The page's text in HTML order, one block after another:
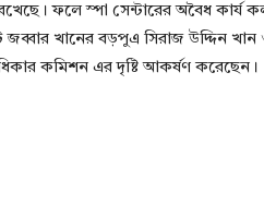
ফলে স্পা সেন্টারের অবৈধ কার্য
খানের বড়পুএ সিরাজ উদ্দিন খান ও
কমিশন এর দৃষ্টি আকর্ষণ করেছেন।